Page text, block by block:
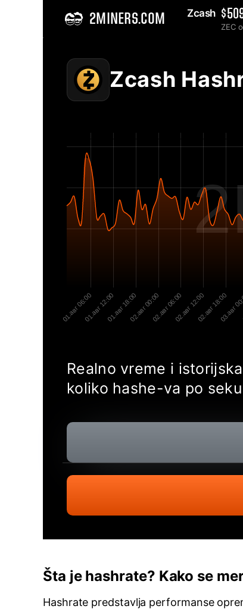
2MINERS.COM Zcash
ZEC
Zcash
01.авг 06:0001.авг 12:0001.авг 18:0002.авг 00:0002.авг 06:0002.авг 12:0002.авг 18:0003.авг
Realno vreme i
koliko hashe-va po
Šta je hashrate? Kako se
Hashrate predstavlja performanse